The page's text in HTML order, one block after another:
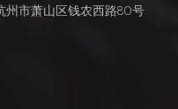
州市萧山区钱农西路80号